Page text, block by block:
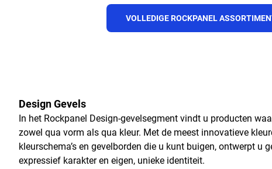
VOLLEDIGE ROCKPANEL
Design Gevels
In het Rockpanel Design-gevelsegment vindt u producten
zowel qua vorm als qua kleur. Met de meest innovatieve
kleurschema’s en gevelborden die u kunt buigen, ontwerpt u
expressief karakter en eigen, unieke identiteit.